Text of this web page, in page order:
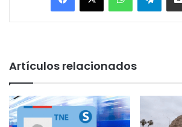
Artículos relacionados